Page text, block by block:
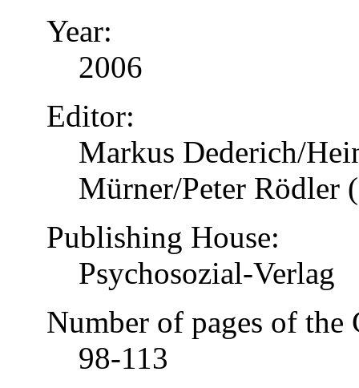
Year:
2006
Editor:
Markus Dederich/
Mürner/Peter Rödler
Publishing House:
Psychosozial-Verlag
Number of pages of
98-113